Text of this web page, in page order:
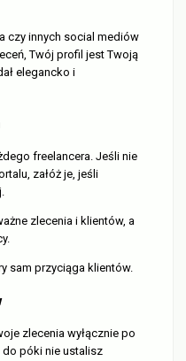
czy innych social mediów
Twój profil jest Twoją
elegancko i
freelancera. Jeśli nie
załóż je, jeśli
zlecenia i klientów, a
sam przyciąga klientów.
zlecenia wyłącznie po
do póki nie ustalisz